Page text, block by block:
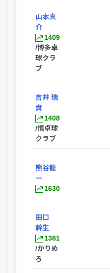
山本真
介
1409
/博多卓
球クラ
ブ
吉井 瑞
貴
1408
/慎卓球
クラブ
熊谷龍
一
1630
田口
幹生
1381
/かりめ
ろ